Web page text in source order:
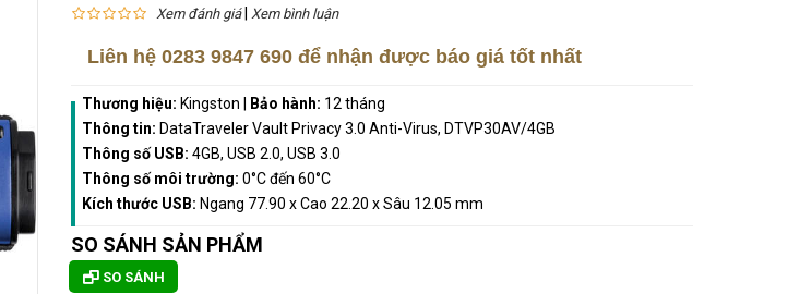
Xem đánh giá| Xem bình luận
Liên hệ 0283 9847 690 để nhận được báo giá tốt nhất
Thương hiệu: Kingston Bảo hành: 12 tháng
Thông tin: DataTraveler Vault Privacy 3.0 Anti-Virus, DTVP30AV/4GB
Thông số USB: 4GB, USB 2.0, USB 3.0
Thông số môi trường: 0°C đến 60°C
Kích thước USB: Ngang 77.90 x Cao 22.20 x Sâu 12.05 mm
SO SÁNH SẢN PHẨM
SO SÁNH